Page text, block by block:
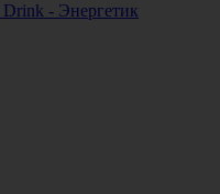
- Энергетик